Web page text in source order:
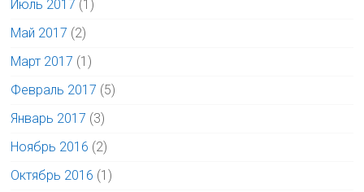
Июль 2017 (1)
Май 2017 (2)
Март 2017 (1)
Февраль 2017 (5)
Январь 2017 (3)
Ноябрь 2016 (2)
Октябрь 2016 (1)